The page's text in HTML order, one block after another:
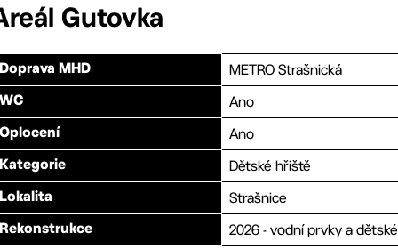
Gutovka
Doprava MHD METRO Strašnická
WC Ano
Oplocení Ano
Kategorie Dětské hřiště
Lokalita Strašnice
Rekonstrukce 2026 - vodní prvky a